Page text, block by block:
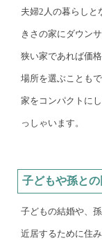
夫婦2人の暮らしと
きさの家にダウン
狭い家であれば価
場所を選ぶことも
家をコンパクトに
っしゃいます。
子どもや孫と
子どもの結婚や、
近居するために住